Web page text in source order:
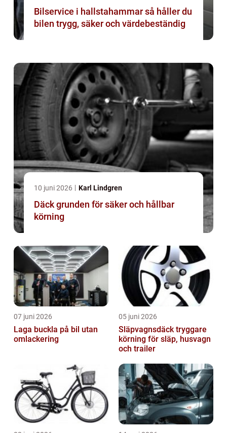
Bilservice i hallstahammar så håller du
bilen trygg, säker och värdebeständig
10 juni 2026 Karl Lindgren
Däck grunden för säker och hållbar
körning
07 juni 2026
Laga buckla på bil utan
omlackering
05 juni 2026
Släpvagnsdäck tryggare
körning för släp, husvagn
och trailer